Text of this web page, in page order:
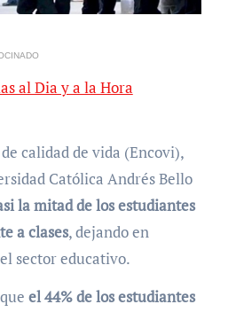
al Dia y a la Hora
Católica Andrés Bello
la mitad de los estudiantes
a clases, dejando en
sector educativo.
el 44% de los estudiantes